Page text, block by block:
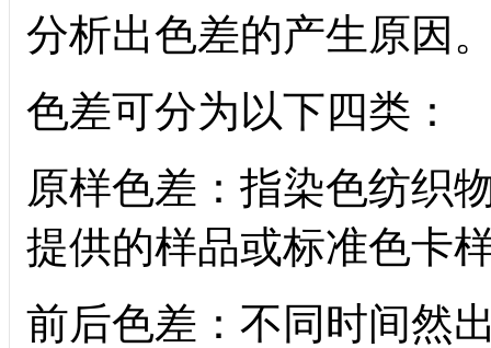
分析出色差的产生原因
色差可分为以下四类：
原样色差：指染色纺织
提供的样品或标准色卡
前后色差：不同时间然